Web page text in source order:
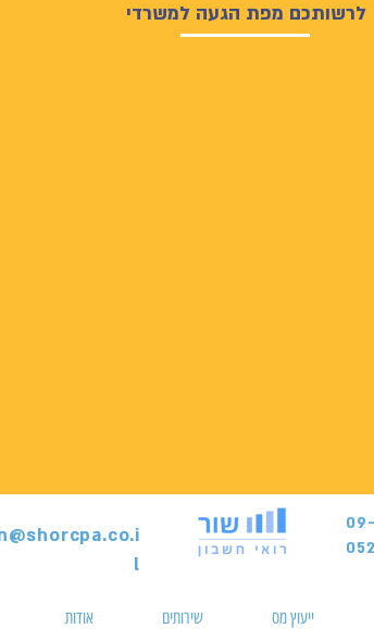
לרשותכם מפת הגעה למשרדי
l
אודות שירותים ייעוץ מס